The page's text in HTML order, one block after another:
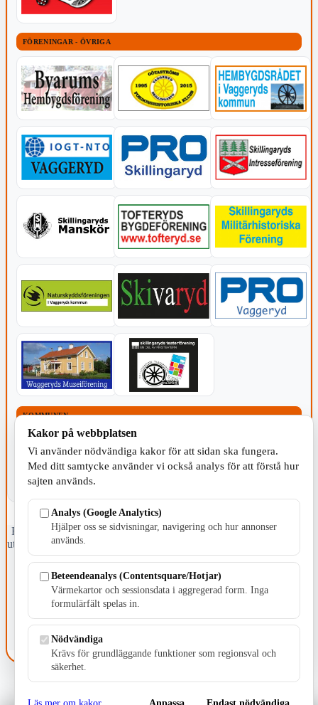
FÖRENINGAR - ÖVRIGA
KOMMUNEN
Fristående webbtidningsföretag grundat 1991 som sedan 2002 ger
ut tidningen Skillingaryd.nu och 2010 lanserades Värnamo.nu. Från
april 2026 omfattar Skillingaryd.nu tre kommuner: Gnosjö,
Värnamo och Vaggeryds kommun.
Kontakta oss
E-post: redaktionen@skillingaryd.nu
Postadress: Gisslaköp 1, 568 92 Skillingaryd
Kakor på webbplatsen
Vi använder nödvändiga kakor för att sidan ska fungera.
Med ditt samtycke använder vi också analys för att förstå hur
sajten används.
Analys (Google Analytics)
Hjälper oss se sidvisningar, navigering och hur annonser
används.
Beteendeanalys (Contentsquare/Hotjar)
Värmekartor och sessionsdata i aggregerad form. Inga
formulärfält spelas in.
Nödvändiga
Krävs för grundläggande funktioner som regionsval och
säkerhet.